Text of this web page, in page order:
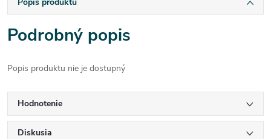
Podrobný popis
Popis produktu nie je dostupný
Hodnotenie
Diskusia